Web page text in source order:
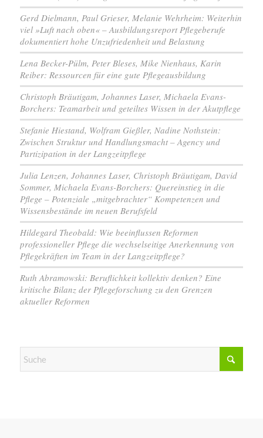
Gerd Dielmann, Paul Grieser, Melanie Wehrheim: Weiterhin
viel »Luft nach oben« – Ausbildungsreport Pflegeberufe
dokumentiert hohe Unzufriedenheit und Belastung
Lena Becker-Pülm, Peter Bleses, Mike Nienhaus, Karin
Reiber: Ressourcen für eine gute Pflegeausbildung
Christoph Bräutigam, Johannes Laser, Michaela Evans-
Borchers: Teamarbeit und geteiltes Wissen in der Akutpflege
Stefanie Hiestand, Wolfram Gießler, Nadine Nothstein:
Zwischen Struktur und Handlungsmacht – Agency und
Partizipation in der Langzeitpflege
Julia Lenzen, Johannes Laser, Christoph Bräutigam, David
Sommer, Michaela Evans-Borchers: Quereinstieg in die
Pflege – Potenziale „mitgebrachter“ Kompetenzen und
Wissensbestände im neuen Berufsfeld
Hildegard Theobald: Wie beeinflussen Reformen
professioneller Pflege die wechselseitige Anerkennung von
Pflegekräften im Team in der Langzeitpflege?
Ruth Abramowski: Beruflichkeit kollektiv denken? Eine
kritische Bilanz der Pflegeforschung zu den Grenzen
aktueller Reformen